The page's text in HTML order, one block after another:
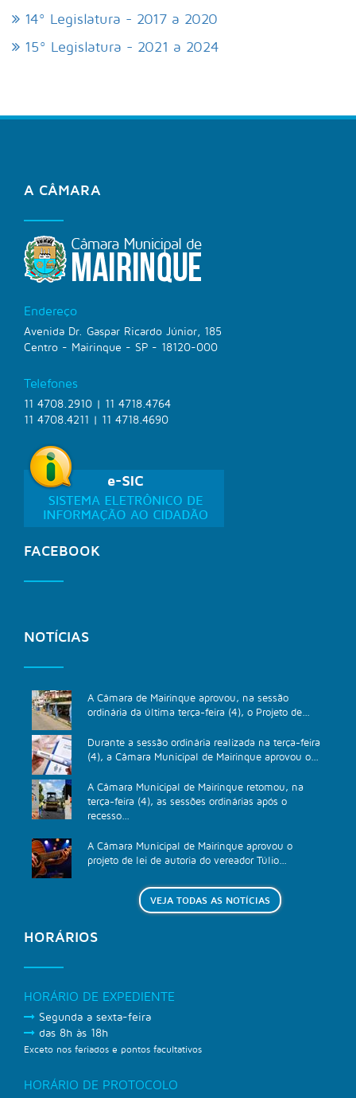
14º Legislatura - 2017 a 2020
15º Legislatura - 2021 a 2024
A CÂMARA
Endereço
Avenida Dr. Gaspar Ricardo Júnior, 185
Centro - Mairinque - SP - 18120-000
Telefones
11 4708.2910 | 11 4718.4764
11 4708.4211 | 11 4718.4690
FACEBOOK
NOTÍCIAS
A Câmara de Mairinque aprovou, na sessão
ordinária da última terça-feira (4), o Projeto de...
Durante a sessão ordinária realizada na terça-feira
(4), a Câmara Municipal de Mairinque aprovou o...
A Câmara Municipal de Mairinque retomou, na
terça-feira (4), as sessões ordinárias após o
recesso...
A Câmara Municipal de Mairinque aprovou o
projeto de lei de autoria do vereador Túlio...
VEJA TODAS AS NOTÍCIAS
HORÁRIOS
HORÁRIO DE EXPEDIENTE
Segunda a sexta-feira
das 8h às 18h
Exceto nos feriados e pontos facultativos
HORÁRIO DE PROTOCOLO